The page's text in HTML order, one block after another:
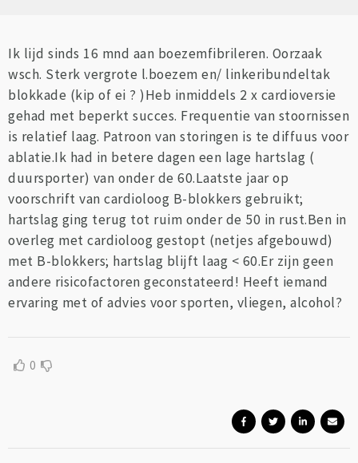
Ik lijd sinds 16 mnd aan boezemfibrileren. Oorzaak
wsch. Sterk vergrote l.boezem en/ linkeribundeltak
blokkade (kip of ei ? )Heb inmiddels 2 x cardioversie
gehad met beperkt succes. Frequentie van stoornissen
is relatief laag. Patroon van storingen is te diffuus voor
ablatie.Ik had in betere dagen een lage hartslag (
duursporter) van onder de 60.Laatste jaar op
voorschrift van cardioloog B-blokkers gebruikt;
hartslag ging terug tot ruim onder de 50 in rust.Ben in
overleg met cardioloog gestopt (netjes afgebouwd)
met B-blokkers; hartslag blijft laag < 60.Er zijn geen
andere risicofactoren geconstateerd! Heeft iemand
ervaring met of advies voor sporten, vliegen, alcohol?
0